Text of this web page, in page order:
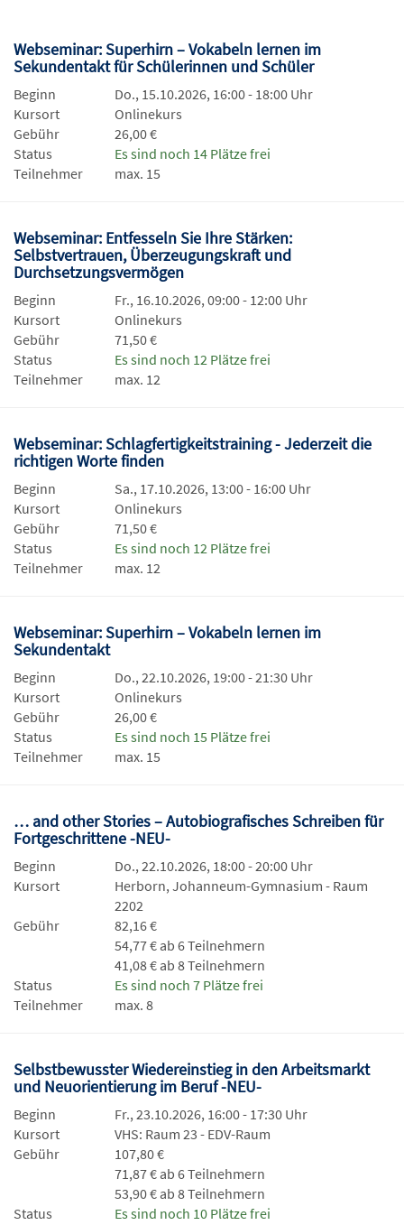
Webseminar: Superhirn – Vokabeln lernen im
Sekundentakt für Schülerinnen und Schüler
Beginn
Do., 15.10.2026, 16:00 - 18:00 Uhr
Kursort
Onlinekurs
Gebühr
26,00 €
Status
Es sind noch 14 Plätze frei
Teilnehmer
max. 15
Webseminar: Entfesseln Sie Ihre Stärken:
Selbstvertrauen, Überzeugungskraft und
Durchsetzungsvermögen
Beginn
Fr., 16.10.2026, 09:00 - 12:00 Uhr
Kursort
Onlinekurs
Gebühr
71,50 €
Status
Es sind noch 12 Plätze frei
Teilnehmer
max. 12
Webseminar: Schlagfertigkeitstraining - Jederzeit die
richtigen Worte finden
Beginn
Sa., 17.10.2026, 13:00 - 16:00 Uhr
Kursort
Onlinekurs
Gebühr
71,50 €
Status
Es sind noch 12 Plätze frei
Teilnehmer
max. 12
Webseminar: Superhirn – Vokabeln lernen im
Sekundentakt
Beginn
Do., 22.10.2026, 19:00 - 21:30 Uhr
Kursort
Onlinekurs
Gebühr
26,00 €
Status
Es sind noch 15 Plätze frei
Teilnehmer
max. 15
… and other Stories – Autobiografisches Schreiben für
Fortgeschrittene -NEU-
Beginn
Do., 22.10.2026, 18:00 - 20:00 Uhr
Kursort
Herborn, Johanneum-Gymnasium - Raum
2202
Gebühr
82,16 €
54,77 € ab 6 Teilnehmern
41,08 € ab 8 Teilnehmern
Status
Es sind noch 7 Plätze frei
Teilnehmer
max. 8
Selbstbewusster Wiedereinstieg in den Arbeitsmarkt
und Neuorientierung im Beruf -NEU-
Beginn
Fr., 23.10.2026, 16:00 - 17:30 Uhr
Kursort
VHS: Raum 23 - EDV-Raum
Gebühr
107,80 €
71,87 € ab 6 Teilnehmern
53,90 € ab 8 Teilnehmern
Status
Es sind noch 10 Plätze frei